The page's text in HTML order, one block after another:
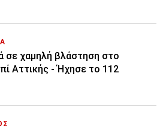
σε χαμηλή βλάστηση στο
Αττικής - Ήχησε το 112